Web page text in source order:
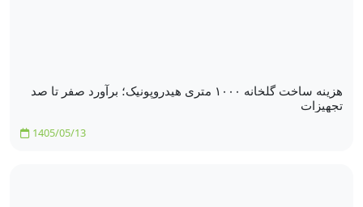
هزینه ساخت گلخانه ۱۰۰۰ متری هیدروپونیک؛ برآورد صفر تا صد
تجهیزات
1405/05/13